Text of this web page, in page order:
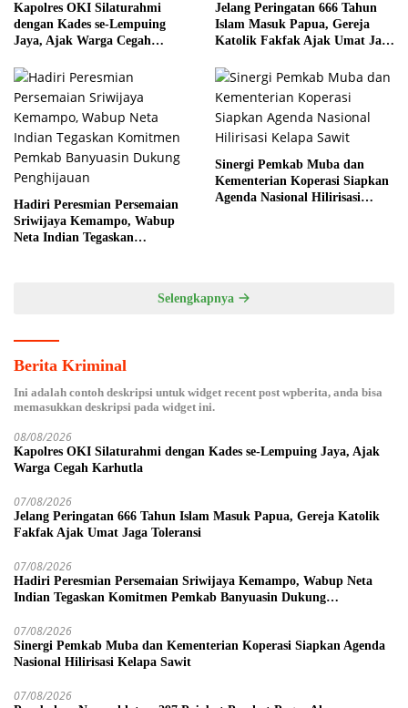
Kapolres OKI Silaturahmi
dengan Kades se-Lempuing
Jaya, Ajak Warga Cegah
Jelang Peringatan 666 Tahun
Islam Masuk Papua, Gereja
Katolik Fakfak Ajak Umat Jaga
Hadiri Peresmian Persemaian
Sriwijaya Kemampo, Wabup
Neta Indian Tegaskan
Sinergi Pemkab Muba dan
Kementerian Koperasi Siapkan
Agenda Nasional Hilirisasi
Selengkapnya
Berita Kriminal
Ini adalah contoh deskripsi untuk widget recent post wpberita, anda bisa
memasukkan deskripsi pada widget ini.
08/08/2026
Kapolres OKI Silaturahmi dengan Kades se-Lempuing Jaya, Ajak
Warga Cegah Karhutla
07/08/2026
Jelang Peringatan 666 Tahun Islam Masuk Papua, Gereja Katolik
Fakfak Ajak Umat Jaga Toleransi
07/08/2026
Hadiri Peresmian Persemaian Sriwijaya Kemampo, Wabup Neta
Indian Tegaskan Komitmen Pemkab Banyuasin Dukung
07/08/2026
Sinergi Pemkab Muba dan Kementerian Koperasi Siapkan Agenda
Nasional Hilirisasi Kelapa Sawit
07/08/2026